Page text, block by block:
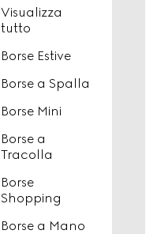
Visualizza
tutto
Borse Estive
Borse a Spalla
Borse Mini
Borse a
Tracolla
Borse
Shopping
Borse a Mano